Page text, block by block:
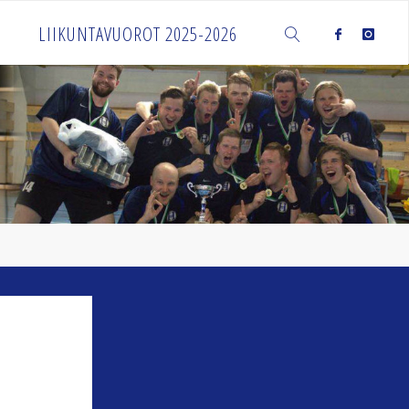
LIIKUNTAVUOROT 2025-2026
SEARCH